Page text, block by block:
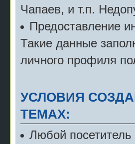
Чапаев, и т.п.
Предоставление
Такие данные
личного профиля
УСЛОВИЯ
ТЕМАХ:
Любой посетитель